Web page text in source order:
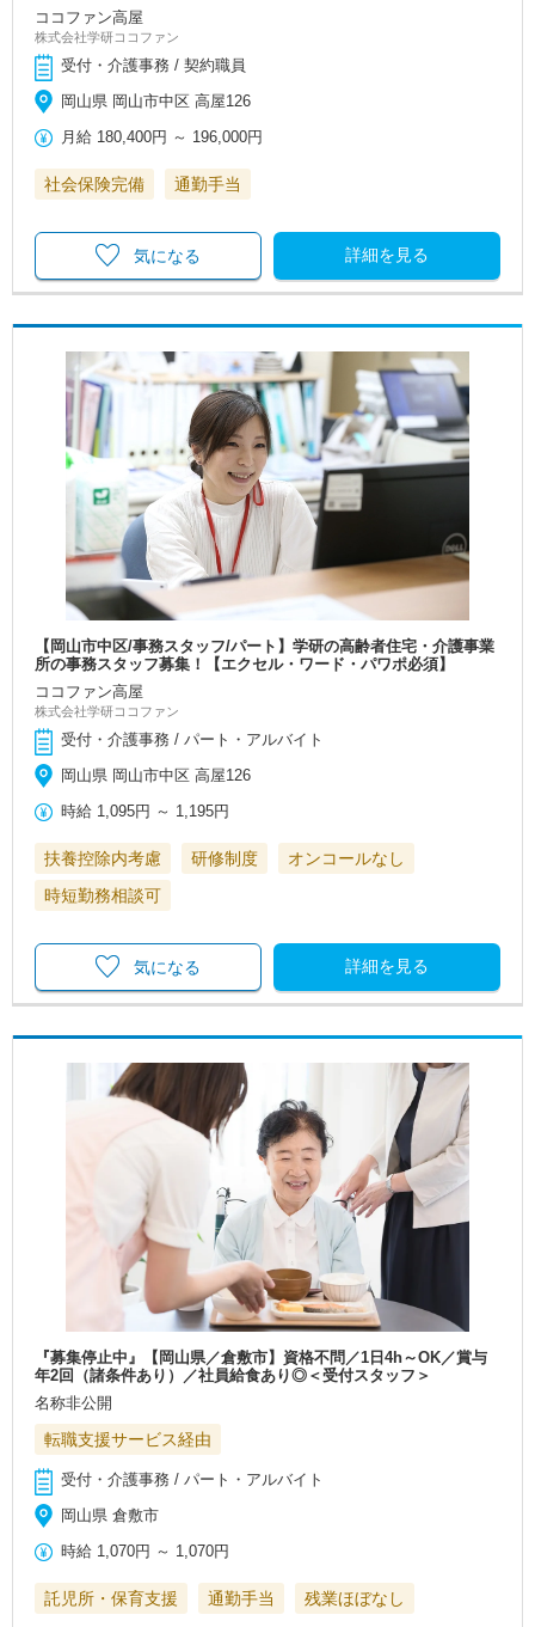
ココファン高屋
株式会社学研ココファン
受付・介護事務 / 契約職員
岡山県 岡山市中区 高屋126
月給 180,400円 ～ 196,000円
社会保険完備 通勤手当
詳細を見る
気になる
【岡山市中区/事務スタッフ/パート】学研の高齢者住宅・介護事業
所の事務スタッフ募集！【エクセル・ワード・パワポ必須】
ココファン高屋
株式会社学研ココファン
受付・介護事務 / パート・アルバイト
岡山県 岡山市中区 高屋126
時給 1,095円 ～ 1,195円
扶養控除内考慮 研修制度
オンコールなし
時短勤務相談可
詳細を見る
気になる
『募集停止中』【岡山県／倉敷市】資格不問／1日4h～OK／賞与
年2回（諸条件あり）／社員給食あり◎＜受付スタッフ＞
名称非公開
転職支援サービス経由
受付・介護事務 / パート・アルバイト
岡山県 倉敷市
時給 1,070円 ～ 1,070円
託児所・保育支援 通勤手当 残業ほぼなし